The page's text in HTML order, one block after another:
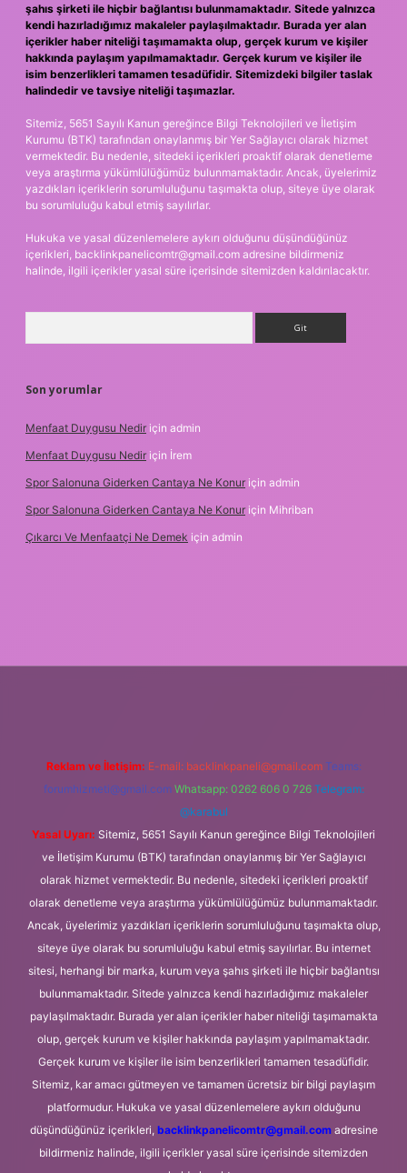
şahıs şirketi ile hiçbir bağlantısı bulunmamaktadır. Sitede yalnızca
kendi hazırladığımız makaleler paylaşılmaktadır. Burada yer alan
içerikler haber niteliği taşımamakta olup, gerçek kurum ve kişiler
hakkında paylaşım yapılmamaktadır. Gerçek kurum ve kişiler ile
isim benzerlikleri tamamen tesadüfidir. Sitemizdeki bilgiler taslak
halindedir ve tavsiye niteliği taşımazlar.
Sitemiz, 5651 Sayılı Kanun gereğince Bilgi Teknolojileri ve İletişim
Kurumu (BTK) tarafından onaylanmış bir Yer Sağlayıcı olarak hizmet
vermektedir. Bu nedenle, sitedeki içerikleri proaktif olarak denetleme
veya araştırma yükümlülüğümüz bulunmamaktadır. Ancak, üyelerimiz
yazdıkları içeriklerin sorumluluğunu taşımakta olup, siteye üye olarak
bu sorumluluğu kabul etmiş sayılırlar.
Hukuka ve yasal düzenlemelere aykırı olduğunu düşündüğünüz
içerikleri, backlinkpanelicomtr@gmail.com adresine bildirmeniz
halinde, ilgili içerikler yasal süre içerisinde sitemizden kaldırılacaktır.
Son yorumlar
Menfaat Duygusu Nedir için admin
Menfaat Duygusu Nedir için İrem
Spor Salonuna Giderken Cantaya Ne Konur için admin
Spor Salonuna Giderken Cantaya Ne Konur için Mihriban
Çıkarcı Ve Menfaatçi Ne Demek için admin
Reklam ve İletişim: E-mail: backlinkpaneli@gmail.com Teams:
forumhizmeti@gmail.com Whatsapp: 0262 606 0 726 Telegram:
@karabul
Yasal Uyarı: Sitemiz, 5651 Sayılı Kanun gereğince Bilgi Teknolojileri
ve İletişim Kurumu (BTK) tarafından onaylanmış bir Yer Sağlayıcı
olarak hizmet vermektedir. Bu nedenle, sitedeki içerikleri proaktif
olarak denetleme veya araştırma yükümlülüğümüz bulunmamaktadır.
Ancak, üyelerimiz yazdıkları içeriklerin sorumluluğunu taşımakta olup,
siteye üye olarak bu sorumluluğu kabul etmiş sayılırlar. Bu internet
sitesi, herhangi bir marka, kurum veya şahıs şirketi ile hiçbir bağlantısı
bulunmamaktadır. Sitede yalnızca kendi hazırladığımız makaleler
paylaşılmaktadır. Burada yer alan içerikler haber niteliği taşımamakta
olup, gerçek kurum ve kişiler hakkında paylaşım yapılmamaktadır.
Gerçek kurum ve kişiler ile isim benzerlikleri tamamen tesadüfidir.
Sitemiz, kar amacı gütmeyen ve tamamen ücretsiz bir bilgi paylaşım
platformudur. Hukuka ve yasal düzenlemelere aykırı olduğunu
düşündüğünüz içerikleri, backlinkpanelicomtr@gmail.comadresine
bildirmeniz halinde, ilgili içerikler yasal süre içerisinde sitemizden